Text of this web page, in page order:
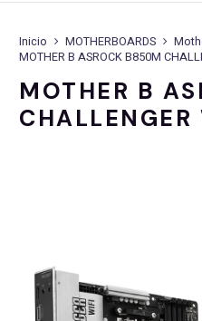
Inicio MOTHERBOARDS
MOTHER B ASROCK B850M
MOTHER B